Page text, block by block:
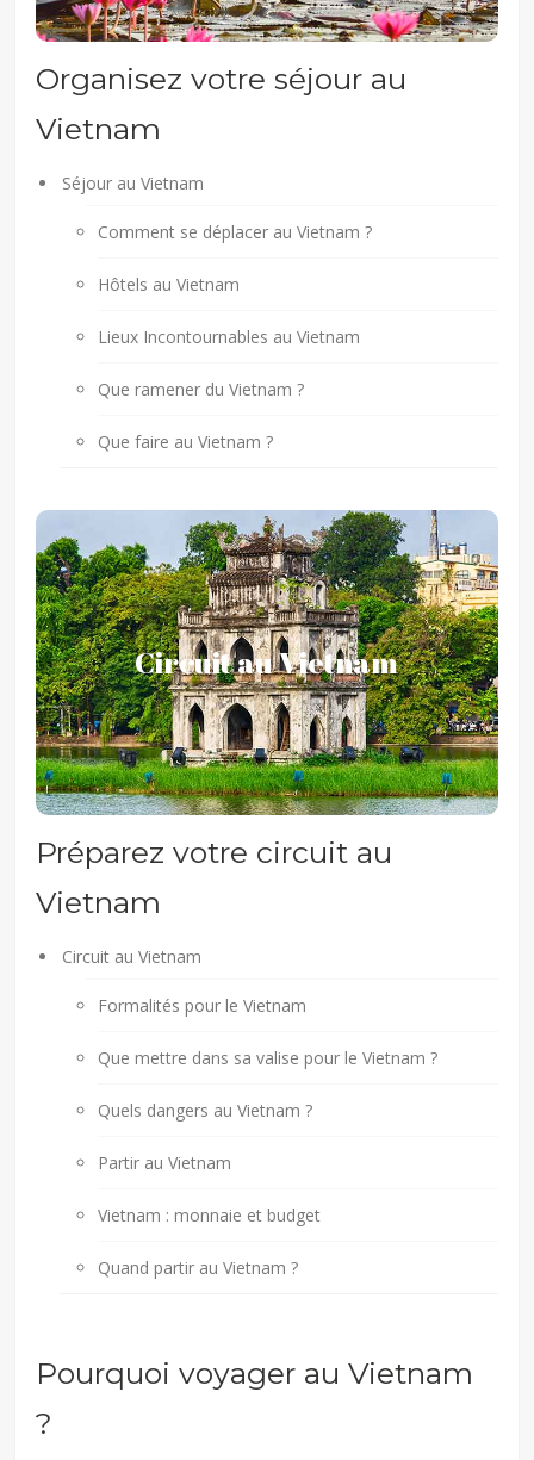
Organisez votre séjour au
Vietnam
Séjour au Vietnam
Comment se déplacer au Vietnam ?
Hôtels au Vietnam
Lieux Incontournables au Vietnam
Que ramener du Vietnam ?
Que faire au Vietnam ?
Circuit au Vietnam
Circuit au Vietnam
Vous vous êtes décidé à faire votre voyage tant
espéré et vous pensez au circuit Vietnam que vous
allez faire.
Préparez votre circuit au
Vietnam
Circuit au Vietnam
Formalités pour le Vietnam
Que mettre dans sa valise pour le Vietnam ?
Quels dangers au Vietnam ?
Partir au Vietnam
Vietnam : monnaie et budget
Quand partir au Vietnam ?
Pourquoi voyager au Vietnam
?